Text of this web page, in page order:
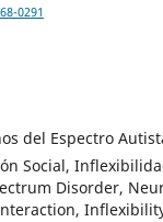
0291
del Espectro
Social,
Disorder,